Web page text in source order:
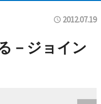
2012.07.19
－ジョイン